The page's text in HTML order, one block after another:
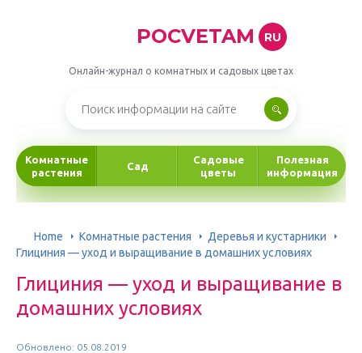
POCVETAM RU
Онлайн-журнал о комнатных и садовых цветах
Комнатные
растения
Сад
Садовые
цветы
Полезная
информация
Home Комнатные растения
Деревья и кустарники
Глициния — уход и выращивание в домашних условиях
Глициния — уход и выращивание в
домашних условиях
Обновлено: 05.08.2019